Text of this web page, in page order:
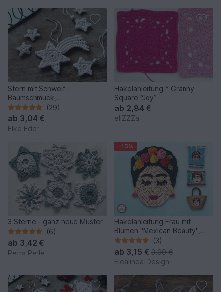
Stern mit Schweif -
Baumschmuck,
Geschenkanhänger,
Weihnachtsdeko
(29)
ab 3,04 €
Elke Eder
Häkelanleitung * Granny
Square “Joy”
ab 2,84 €
eliZZZa
3 Sterne - ganz neue Muster
(6)
ab 3,42 €
Petra Perle
-15%
Häkelanleitung Frau mit
Blumen "Mexican Beauty",
Frauenkopf Applikation PDF
(3)
ab 3,15 € 3,90 €
Elealinda-Design